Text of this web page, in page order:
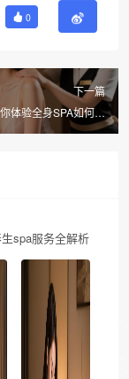
0
下一篇
体验全身SPA如何缓
解疲劳，轻松恢复活力
spa服务全解析